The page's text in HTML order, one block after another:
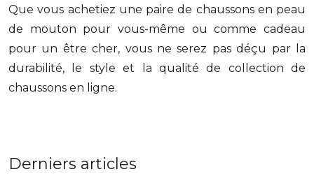
Que vous achetiez une paire de chaussons en peau
de mouton pour vous-même ou comme cadeau
pour un être cher, vous ne serez pas déçu par la
durabilité, le style et la qualité de collection de
chaussons en ligne.
Derniers articles